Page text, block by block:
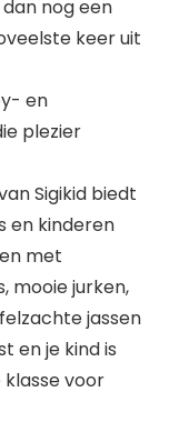
nog een
keer uit
en
plezier
Sigikid biedt
en kinderen
met
mooie jurken,
jassen
en je kind is
klasse voor